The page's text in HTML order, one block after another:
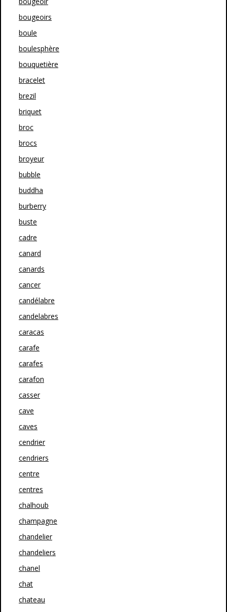
bougeoirs
boule
boulesphère
bouquetière
bracelet
brezil
briquet
broc
brocs
broyeur
bubble
buddha
burberry
buste
cadre
canard
canards
cancer
candélabre
candelabres
caracas
carafe
carafes
carafon
casser
cave
caves
cendrier
cendriers
centre
centres
chalhoub
champagne
chandelier
chandeliers
chanel
chat
chateau